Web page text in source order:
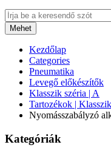
Mehet
Kezdőlap
Categories
Pneumatika
Levegő előkészítők
Klasszik széria | A
Tartozékok |
Nyomásszabályzó
Kategóriák